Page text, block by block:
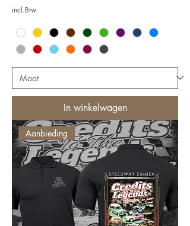
incl.Btw
In winkelwagen
Aanbieding